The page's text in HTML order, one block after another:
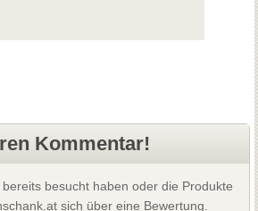
Kommentar!
besucht haben oder die Produkte
sich über eine Bewertung.